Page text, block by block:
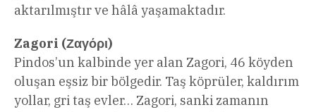
aktarılmıştır ve hâlâ yaşamaktadır.
Zagori (Ζαγόρι)
Pindos’un kalbinde yer alan Zagori, 46 köyden
oluşan eşsiz bir bölgedir. Taş köprüler, kaldırım
yollar, gri taş evler… Zagori, sanki zamanın